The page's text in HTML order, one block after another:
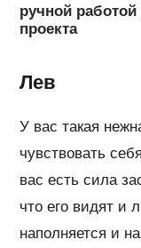
ручной
проекта
Лев
У вас такая
чувствовать
вас есть сила
что его видят и
наполняется и